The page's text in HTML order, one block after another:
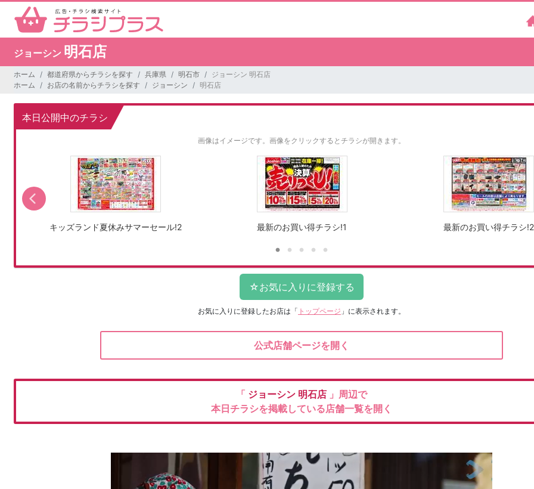
ジョーシン 明石店
ホーム 都道府県からチラシを探す 兵庫県 明石市
ジョーシン 明石店
ホーム
お店の名前からチラシを探す ジョーシン 明石店
本日公開中のチラシ
画像はイメージです。 画像をクリックするとチラシが開きます。
キッズランド夏休みサマーセール!2 最新のお買い得チラシ!1 最新のお買い得チラシ!2
お気に入りに登録したお店は 「 トップページ 」に表示されます。
公式店舗ページを開く
「 ジョーシン 明石店 」周辺で
本日チラシを掲載している店舗一覧を開く